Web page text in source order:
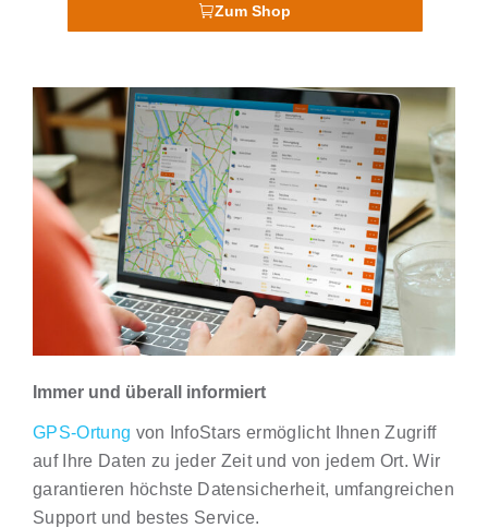
Zum Shop
Immer und überall informiert
GPS-Ortung von InfoStars ermöglicht Ihnen Zugriff
auf Ihre Daten zu jeder Zeit und von jedem Ort. Wir
garantieren höchste Datensicherheit, umfangreichen
Support und bestes Service.